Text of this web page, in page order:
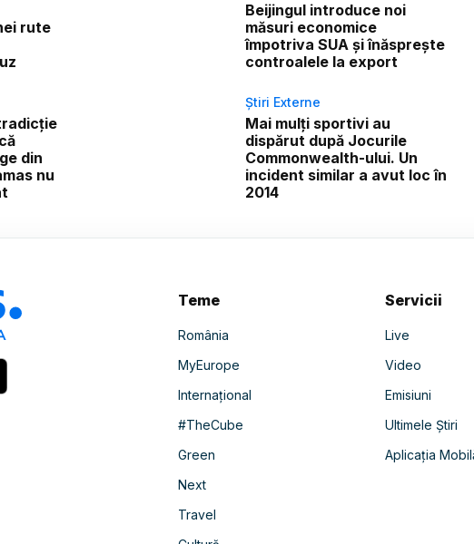
rute
Beijingul introduce noi
măsuri economice
împotriva SUA și înăsprește
controalele la export
din
nu
Știri Externe
Mai mulți sportivi au
dispărut după Jocurile
Commonwealth-ului. Un
incident similar a avut loc în
2014
Teme
România
MyEurope
Internațional
#TheCube
Green
Next
Travel
Servicii
Live
Video
Emisiuni
Ultimele Știri
Aplicația